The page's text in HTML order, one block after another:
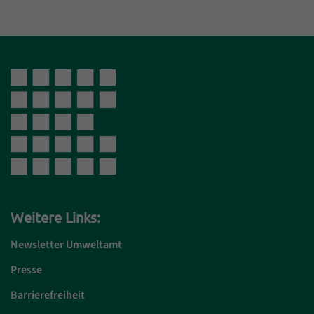
Weitere Links:
Newsletter Umweltamt
Presse
Barrierefreiheit